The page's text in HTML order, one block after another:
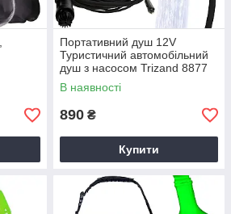
Портативний душ 12V
Туристичний автомобільний
душ з насосом Trizand 8877
В наявності
890 ₴
Купити